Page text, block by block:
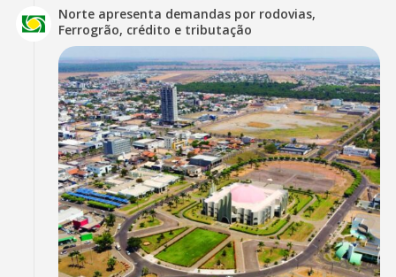
Norte apresenta demandas por rodovias,
Ferrogrão, crédito e tributação